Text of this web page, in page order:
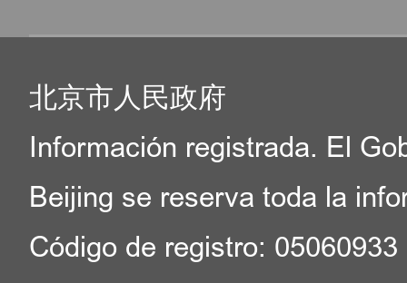
北京市人民政府
Información registrada. El
Beijing se reserva toda la
Código de registro: 05060933